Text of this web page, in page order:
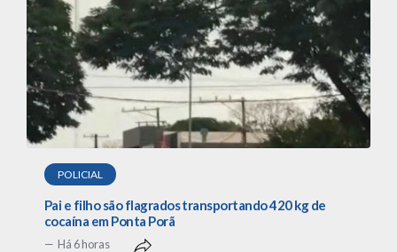
POLICIAL
Pai e filho são flagrados transportando 420 kg de
cocaína em Ponta Porã
Há 6 horas